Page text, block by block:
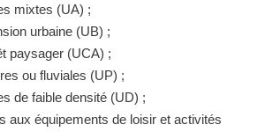
mixtes (UA) ;
urbaine (UB) ;
paysager (UCA) ;
ou fluviales (UP) ;
de faible densité (UD) ;
aux équipements de loisir et activités